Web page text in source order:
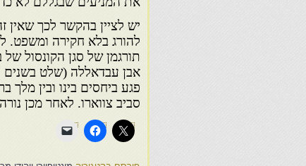
יש לציין בהקשר לכך שאין
פגע ביחסים בינו ובין
סביב צווארו. לאחר מכן